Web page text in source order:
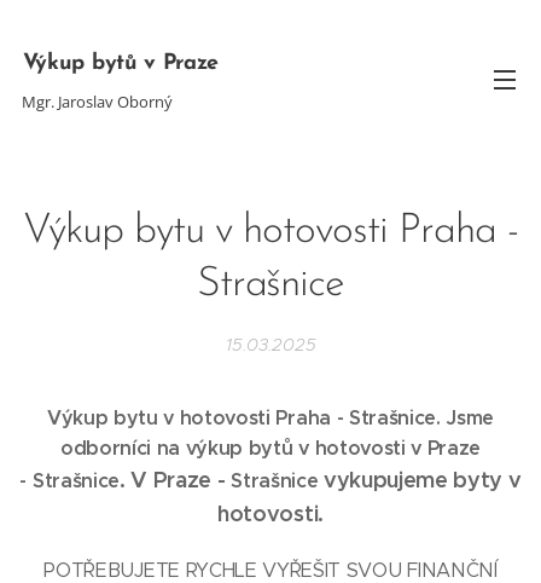
Výkup bytů v Praze
Mgr. Jaroslav Oborný
Výkup bytu v hotovosti Praha -
Strašnice
15.03.2025
Výkup bytu v hotovosti Praha - Strašnice. Jsme
odborníci na výkup bytů v hotovosti v Praze
- Strašnice. V Praze - Strašnice vykupujeme byty v
hotovosti.
POTŘEBUJETE RYCHLE VYŘEŠIT SVOU FINANČNÍ